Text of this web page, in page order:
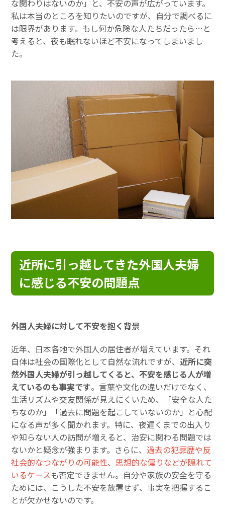
な関わりはないのか」と、不安の声が広がっています。
私は本当のところを知りたいのですが、自分で調べるに
は限界があります。もし何か危険な人たちだったら…と
考えると、夜も眠れないほど不安になってしまいまし
た。
近所に引っ越してきた外国人夫婦
に感じる不安の問題点
外国人夫婦に対して不安を抱く背景
近年、日本各地で外国人の居住者が増えています。それ
自体は社会の国際化として自然な流れですが、 近所に突
然外国人夫婦が引っ越してくると、不安を感じる人が増
えているのも事実です。言葉や文化の違いだけでなく、
生活リズムや交友関係が見えにくいため、「安全な人た
ちなのか」「過去に問題を起こしていないのか」と心配
になる声が多く聞かれます。特に、夜遅くまでの出入り
や知らない人の訪問が増えると、治安に関わる問題では
ないかと疑念が強まります。さらに、過去の犯罪歴や反
社会的なつながりの可能性、思想的な偏りなどが隠れて
いるケースも否定できません。自分や家族の安全を守る
ためには、こうした不安を放置せず、事実を把握するこ
とが欠かせないのです。